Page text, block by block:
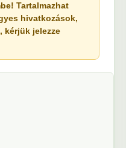
Tartalmazhat
hivatkozások,
kérjük jelezze